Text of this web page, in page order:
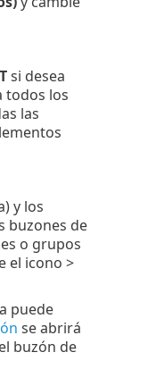
si desea
los
las
y los
buzones de
o grupos
el icono >
puede
se abrirá
buzón de